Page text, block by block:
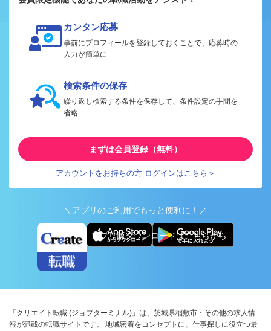
カンタン応募
事前にプロフィールを登録しておくことで、応募時の
入力が簡単に
検索条件の保存
繰り返し検索する条件を保存して、条件設定の手間を
省略
まずは会員登録（無料）
アカウントをお持ちの方 ログインはこちら＞
＼アプリのご利用でもっと便利に！／
アプリ版ダウンロードはこちらから
「クリエイト転職 (ジョブターミナル)」は、茨城県稲敷市・その他の求人情
報が満載の転職サイトです。 地域密着をコンセプトに、仕事探しに役立つ最